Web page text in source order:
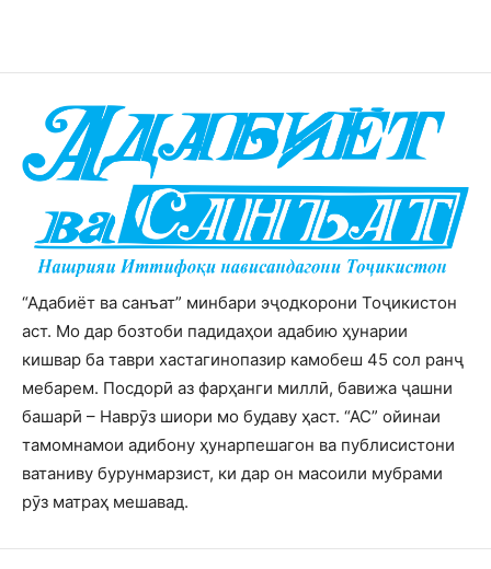
“Адабиёт ва санъат” минбари эҷодкорони Тоҷикистон
аст. Мо дар бозтоби падидаҳои адабию ҳунарии
кишвар ба таври хастагинопазир камобеш 45 сол ранҷ
мебарем. Посдорӣ аз фарҳанги миллӣ, бавижа ҷашни
башарӣ – Наврӯз шиори мо будаву ҳаст. “АС” ойинаи
тамомнамои адибону ҳунарпешагон ва публисистони
ватаниву бурунмарзист, ки дар он масоили мубрами
рӯз матраҳ мешавад.